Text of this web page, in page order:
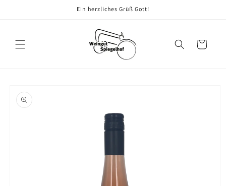
Ein herzliches Grüß Gott!
Warenkorb